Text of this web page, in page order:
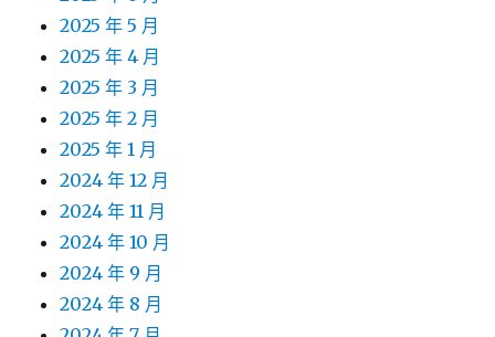
2025 年 5 月
2025 年 4 月
2025 年 3 月
2025 年 2 月
2025 年 1 月
2024 年 12 月
2024 年 11 月
2024 年 10 月
2024 年 9 月
2024 年 8 月